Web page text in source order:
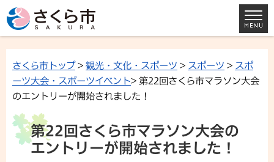
さくら市トップ> 観光・文化・スポーツ > スポーツ > スポ
ーツ大会・スポーツイベント> 第22回さくら市マラソン大会
のエントリーが開始されました！
第22回さくら市マラソン大会の
エントリーが開始されました！